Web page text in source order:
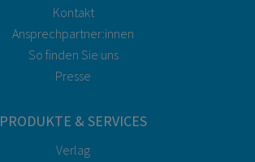
Kontakt
Ansprechpartner:innen
So finden Sie uns
Presse
PRODUKTE & SERVICES
Verlag